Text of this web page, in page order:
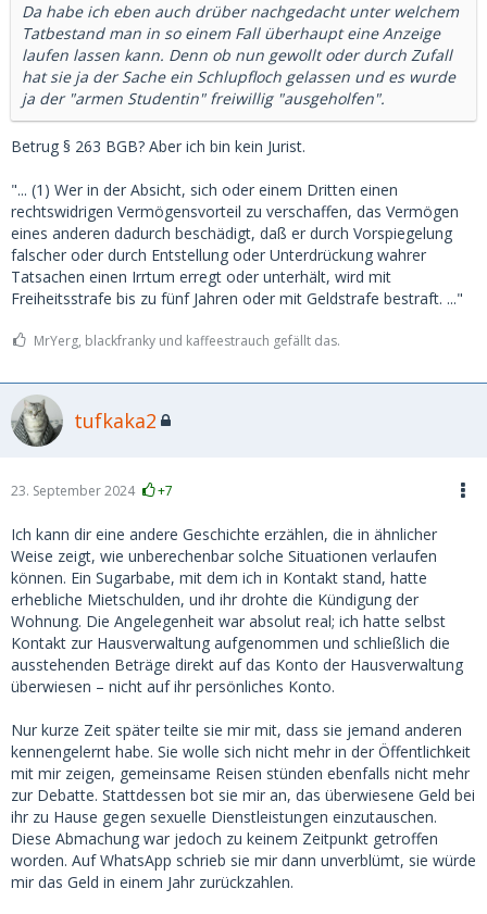
Da habe ich eben auch drüber nachgedacht unter welchem
Tatbestand man in so einem Fall überhaupt eine Anzeige
laufen lassen kann. Denn ob nun gewollt oder durch Zufall
hat sie ja der Sache ein Schlupfloch gelassen und es wurde
ja der "armen Studentin" freiwillig "ausgeholfen".
Betrug § 263 BGB? Aber ich bin kein Jurist.
"... (1) Wer in der Absicht, sich oder einem Dritten einen
rechtswidrigen Vermögensvorteil zu verschaffen, das Vermögen
eines anderen dadurch beschädigt, daß er durch Vorspiegelung
falscher oder durch Entstellung oder Unterdrückung wahrer
Tatsachen einen Irrtum erregt oder unterhält, wird mit
Freiheitsstrafe bis zu fünf Jahren oder mit Geldstrafe bestraft. ..."
MrYerg, blackfranky und kaffeestrauch gefällt das.
tufkaka2
23. September 2024 +7
Ich kann dir eine andere Geschichte erzählen, die in ähnlicher
Weise zeigt, wie unberechenbar solche Situationen verlaufen
können. Ein Sugarbabe, mit dem ich in Kontakt stand, hatte
erhebliche Mietschulden, und ihr drohte die Kündigung der
Wohnung. Die Angelegenheit war absolut real; ich hatte selbst
Kontakt zur Hausverwaltung aufgenommen und schließlich die
ausstehenden Beträge direkt auf das Konto der Hausverwaltung
überwiesen – nicht auf ihr persönliches Konto.
Nur kurze Zeit später teilte sie mir mit, dass sie jemand anderen
kennengelernt habe. Sie wolle sich nicht mehr in der Öffentlichkeit
mit mir zeigen, gemeinsame Reisen stünden ebenfalls nicht mehr
zur Debatte. Stattdessen bot sie mir an, das überwiesene Geld bei
ihr zu Hause gegen sexuelle Dienstleistungen einzutauschen.
Diese Abmachung war jedoch zu keinem Zeitpunkt getroffen
worden. Auf WhatsApp schrieb sie mir dann unverblümt, sie würde
mir das Geld in einem Jahr zurückzahlen.